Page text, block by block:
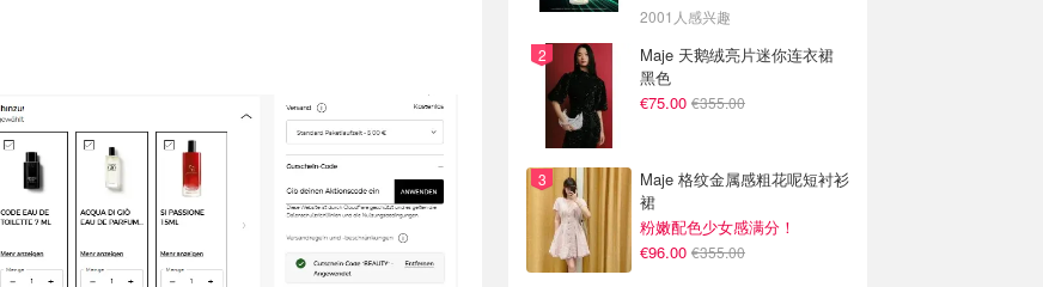
2001人感兴趣
Maje 天鹅绒亮片迷你连衣裙
黑色
€75.00 €355.00
Maje 格纹金属感粗花呢短衬衫
裙
粉嫩配色少女感满分！
€96.00 €355.00